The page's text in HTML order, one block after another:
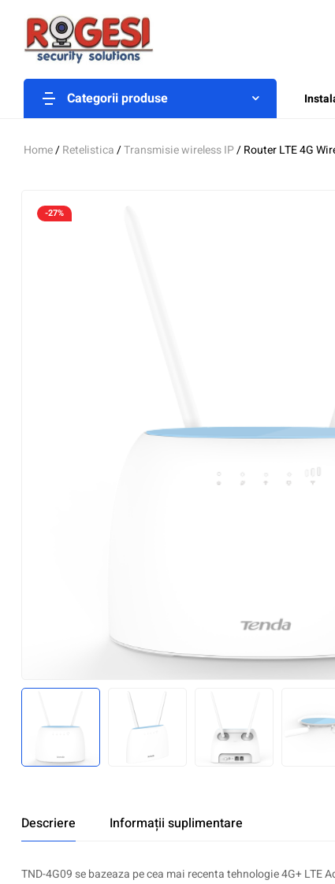
Categorii produse
Home/Retelistica/Transmisie wireless IP/ Router LTE 4G
-27%
Descriere Informații suplimentare
TND-4G09 se bazeaza pe cea mai recenta tehnologie 4G+